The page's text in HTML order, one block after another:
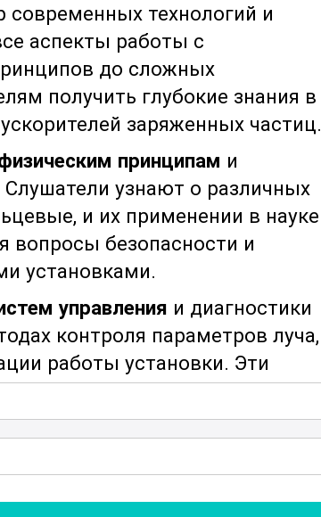
технологий и
аспекты работы с
до сложных
получить глубокие знания в
заряженных частиц.
принципам и
узнают о различных
и их применении в науке
безопасности и
установками.
управления и диагностики
контроля параметров луча,
работы установки. Эти
и безопасной
создать и оптимизировать
характеристик.